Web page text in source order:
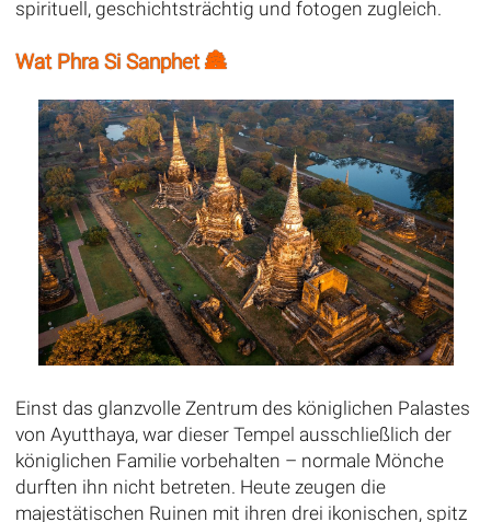
spirituell, geschichtsträchtig und fotogen zugleich.
Wat Phra Si Sanphet 🏯
Einst das glanzvolle Zentrum des königlichen Palastes
von Ayutthaya, war dieser Tempel ausschließlich der
königlichen Familie vorbehalten – normale Mönche
durften ihn nicht betreten. Heute zeugen die
majestätischen Ruinen mit ihren drei ikonischen, spitz